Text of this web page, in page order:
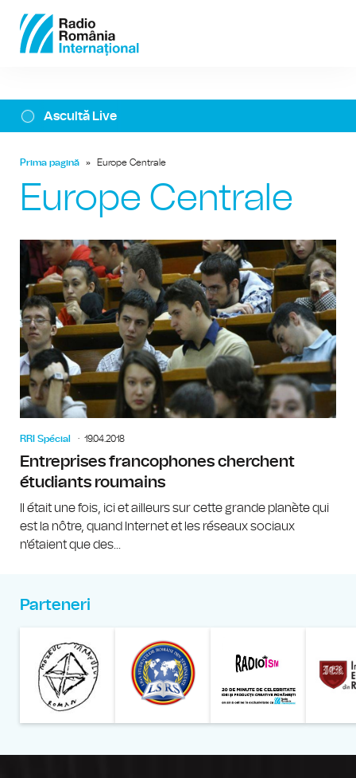
Ascultă Live
Prima pagină » Europe Centrale
Europe Centrale
RRI Spécial 19.04.2018
Entreprises francophones cherchent
étudiants roumains
Il était une fois, ici et ailleurs sur cette grande planète qui
est la nôtre, quand Internet et les réseaux sociaux
n'étaient que des...
Parteneri